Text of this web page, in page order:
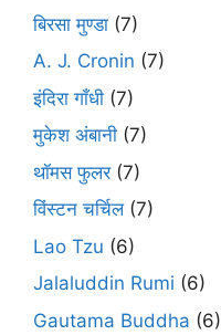
बिरसा मुण्डा (7)
A. J. Cronin (7)
इंदिरा गाँधी (7)
मुकेश अंबानी (7)
थॉमस फुलर(7)
विंस्टन चर्चिल(7)
Lao Tzu (6)
Jalaluddin Rumi (6)
Gautama Buddha (6)